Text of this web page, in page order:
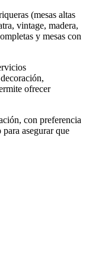
(mesas altas
vintage, madera,
y mesas con
ofrecer
con preferencia
asegurar que